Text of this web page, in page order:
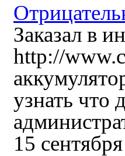
Заказал в
http://
узнать что
15